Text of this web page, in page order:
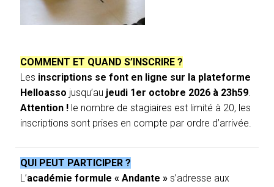
COMMENT ET QUAND S’INSCRIRE ?
Les inscriptions se font en ligne sur la plateforme
Helloasso jusqu’au jeudi 1er octobre 2026 à 23h59.
Attention ! le nombre de stagiaires est limité à 20, les
inscriptions sont prises en compte par ordre d’arrivée.
QUI PEUT PARTICIPER ?
L’académie formule « Andante » s’adresse aux